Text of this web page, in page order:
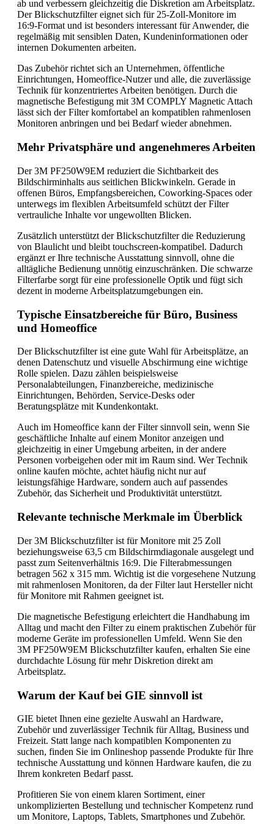
ab und verbessern gleichzeitig die Diskretion am Arbeitsplatz.
Der Blickschutzfilter eignet sich für 25-Zoll-Monitore im
16:9-Format und ist besonders interessant für Anwender, die
regelmäßig mit sensiblen Daten, Kundeninformationen oder
internen Dokumenten arbeiten.
Das Zubehör richtet sich an Unternehmen, öffentliche
Einrichtungen, Homeoffice-Nutzer und alle, die zuverlässige
Technik für konzentriertes Arbeiten benötigen. Durch die
magnetische Befestigung mit 3M COMPLY Magnetic Attach
lässt sich der Filter komfortabel an kompatiblen rahmenlosen
Monitoren anbringen und bei Bedarf wieder abnehmen.
Mehr Privatsphäre und angenehmeres Arbeiten
Der 3M PF250W9EM reduziert die Sichtbarkeit des
Bildschirminhalts aus seitlichen Blickwinkeln. Gerade in
offenen Büros, Empfangsbereichen, Coworking-Spaces oder
unterwegs im flexiblen Arbeitsumfeld schützt der Filter
vertrauliche Inhalte vor ungewollten Blicken.
Zusätzlich unterstützt der Blickschutzfilter die Reduzierung
von Blaulicht und bleibt touchscreen-kompatibel. Dadurch
ergänzt er Ihre technische Ausstattung sinnvoll, ohne die
alltägliche Bedienung unnötig einzuschränken. Die schwarze
Filterfarbe sorgt für eine professionelle Optik und fügt sich
dezent in moderne Arbeitsplatzumgebungen ein.
Typische Einsatzbereiche für Büro, Business
und Homeoffice
Der Blickschutzfilter ist eine gute Wahl für Arbeitsplätze, an
denen Datenschutz und visuelle Abschirmung eine wichtige
Rolle spielen. Dazu zählen beispielsweise
Personalabteilungen, Finanzbereiche, medizinische
Einrichtungen, Behörden, Service-Desks oder
Beratungsplätze mit Kundenkontakt.
Auch im Homeoffice kann der Filter sinnvoll sein, wenn Sie
geschäftliche Inhalte auf einem Monitor anzeigen und
gleichzeitig in einer Umgebung arbeiten, in der andere
Personen vorbeigehen oder mit im Raum sind. Wer Technik
online kaufen möchte, achtet häufig nicht nur auf
leistungsfähige Hardware, sondern auch auf passendes
Zubehör, das Sicherheit und Produktivität unterstützt.
Relevante technische Merkmale im Überblick
Der 3M Blickschutzfilter ist für Monitore mit 25 Zoll
beziehungsweise 63,5 cm Bildschirmdiagonale ausgelegt und
passt zum Seitenverhältnis 16:9. Die Filterabmessungen
betragen 562 x 315 mm. Wichtig ist die vorgesehene Nutzung
mit rahmenlosen Monitoren, da der Filter laut Hersteller nicht
für Monitore mit Rahmen geeignet ist.
Die magnetische Befestigung erleichtert die Handhabung im
Alltag und macht den Filter zu einem praktischen Zubehör für
moderne Geräte im professionellen Umfeld. Wenn Sie den
3M PF250W9EM Blickschutzfilter kaufen, erhalten Sie eine
durchdachte Lösung für mehr Diskretion direkt am
Arbeitsplatz.
Warum der Kauf bei GIE sinnvoll ist
GIE bietet Ihnen eine gezielte Auswahl an Hardware,
Zubehör und zuverlässiger Technik für Alltag, Business und
Freizeit. Statt lange nach kompatiblen Komponenten zu
suchen, finden Sie im Onlineshop passende Produkte für Ihre
technische Ausstattung und können Hardware kaufen, die zu
Ihrem konkreten Bedarf passt.
Profitieren Sie von einem klaren Sortiment, einer
unkomplizierten Bestellung und technischer Kompetenz rund
um Monitore, Laptops, Tablets, Smartphones und Zubehör.